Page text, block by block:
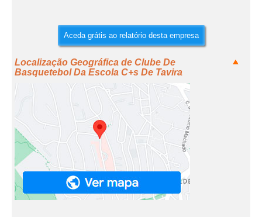
Aceda grátis ao relatório desta empresa
Localização Geográfica de Clube De
Basquetebol Da Escola C+s De Tavira